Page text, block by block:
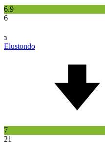
6.9
6
з
Elustondo
7
21